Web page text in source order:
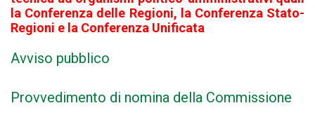
la Conferenza delle Regioni, la Conferenza Stato-
Regioni e la Conferenza Unificata
Avviso pubblico
Provvedimento di nomina della Commissione